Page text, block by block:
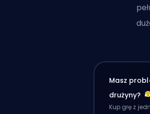
Masz
drużyny?
Kup grę z